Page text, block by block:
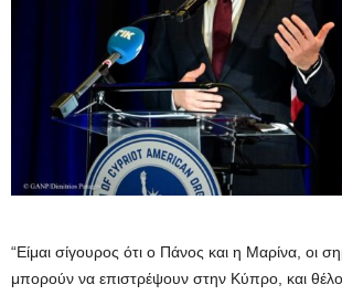
“Είμαι σίγουρος ότι ο Πάνος και η Μαρίνα, οι
μπορούν να επιστρέψουν στην Κύπρο, και